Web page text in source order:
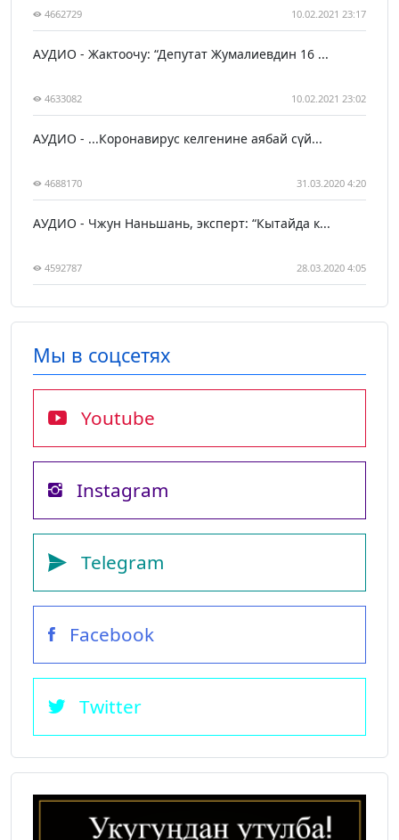
4662729 10.02.2021 23:17
АУДИО - Жактоочу: “Депутат Жумалиевдин 16 ...
4633082 10.02.2021 23:02
АУДИО - ...Коронавирус келгенине аябай сүй...
4688170 31.03.2020 4:20
АУДИО - Чжун Наньшань, эксперт: “Кытайда к...
4592787 28.03.2020 4:05
Мы в соцсетях
Youtube
Instagram
Telegram
Facebook
Twitter